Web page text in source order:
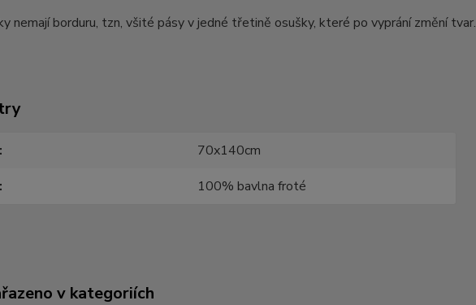
nemají borduru, tzn, všité pásy v jedné třetině osušky, které po vyprání změní tvar.
70x140cm
100% bavlna froté
v kategoriích